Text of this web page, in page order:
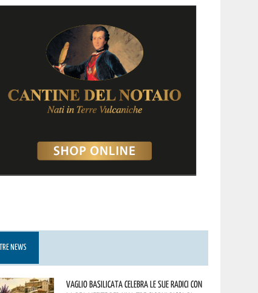
NEWS
Vaglio Basilicata celebra le sue radici con